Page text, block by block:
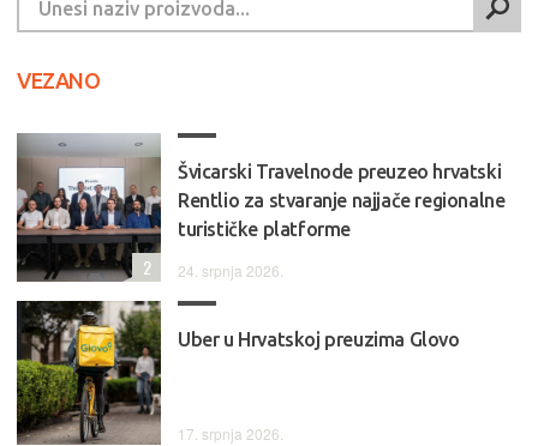
VEZANO
Švicarski Travelnode preuzeo hrvatski
Rentlio za stvaranje najjače regionalne
turističke platforme
24. srpnja 2026.
2
Uber u Hrvatskoj preuzima Glovo
17. srpnja 2026.